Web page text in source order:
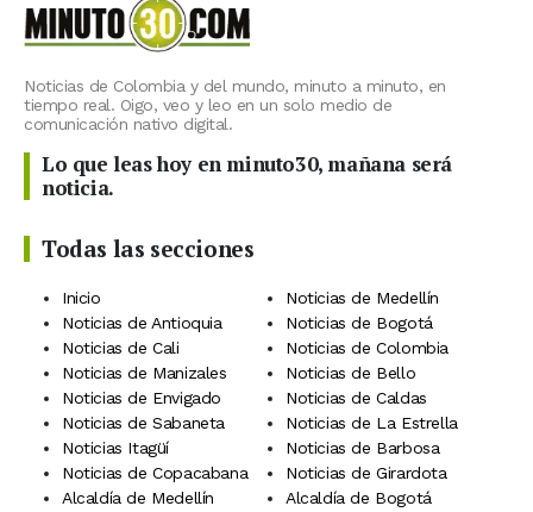
Noticias de Colombia y del mundo, minuto a minuto, en
tiempo real. Oigo, veo y leo en un solo medio de
comunicación nativo digital.
Lo que leas hoy en minuto30, mañana será
noticia.
Todas las secciones
Inicio
Noticias de Medellín
Noticias de Antioquia
Noticias de Bogotá
Noticias de Cali
Noticias de Colombia
Noticias de Manizales
Noticias de Bello
Noticias de Envigado
Noticias de Caldas
Noticias de Sabaneta
Noticias de La Estrella
Noticias Itagüí
Noticias de Barbosa
Noticias de Copacabana
Noticias de Girardota
Alcaldía de Medellín
Alcaldía de Bogotá